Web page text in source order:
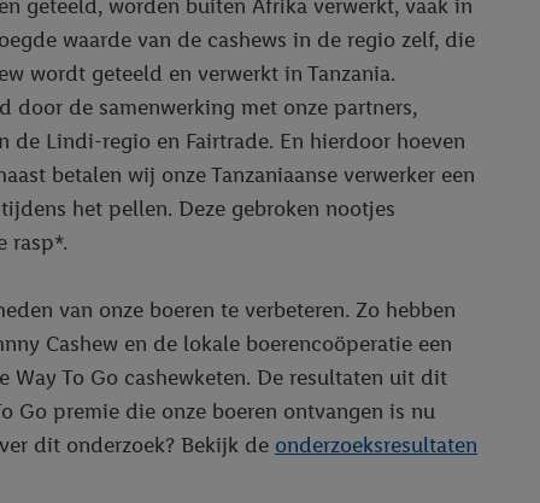
geteeld, worden buiten Afrika verwerkt, vaak in
waarde van de cashews in de regio zelf, die
wordt geteeld en verwerkt in Tanzania.
door de samenwerking met onze partners,
Lindi-regio en Fairtrade. En hierdoor hoeven
betalen wij onze Tanzaniaanse verwerker een
het pellen. Deze gebroken nootjes
rasp*.
van onze boeren te verbeteren. Zo hebben
Cashew en de lokale boerencoöperatie een
To Go cashewketen. De resultaten uit dit
Go premie die onze boeren ontvangen is nu
dit onderzoek? Bekijk de onderzoeksresultaten